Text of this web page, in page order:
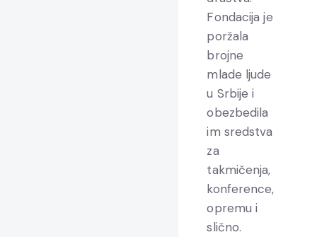
Fondacija je
poržala
brojne
mlade ljude
u Srbije i
obezbedila
im sredstva
za
takmičenja,
konference,
opremu i
slično.